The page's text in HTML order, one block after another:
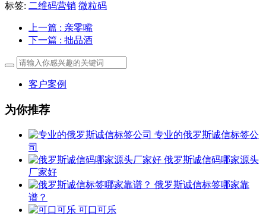
标签: 二维码营销 微粒码
上一篇 : 亲零嘴
下一篇 : 拙品酒
客户案例
为你推荐
专业的俄罗斯诚信标签公
司
俄罗斯诚信码哪家源头
厂家好
俄罗斯诚信标签哪家靠
谱？
可口可乐